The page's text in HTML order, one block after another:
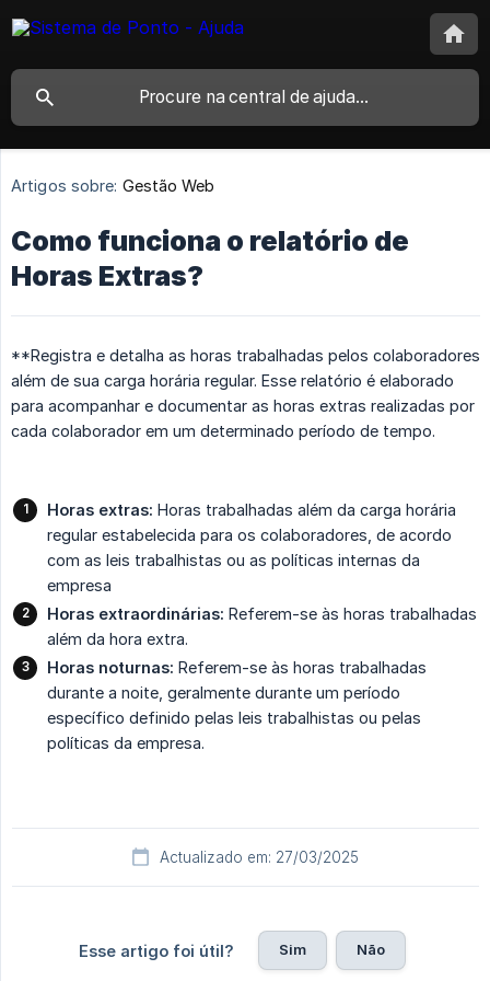
Artigos sobre: Gestão Web
Como funciona o relatório de
Horas Extras?
**Registra e detalha as horas trabalhadas pelos colaboradores
além de sua carga horária regular. Esse relatório é elaborado
para acompanhar e documentar as horas extras realizadas por
cada colaborador em um determinado período de tempo.
Horas extras: Horas trabalhadas além da carga horária
regular estabelecida para os colaboradores, de acordo
com as leis trabalhistas ou as políticas internas da
empresa
Horas extraordinárias: Referem-se às horas trabalhadas
além da hora extra.
Horas noturnas: Referem-se às horas trabalhadas
durante a noite, geralmente durante um período
específico definido pelas leis trabalhistas ou pelas
políticas da empresa.
Actualizado em: 27/03/2025
Esse artigo foi útil? Sim Não